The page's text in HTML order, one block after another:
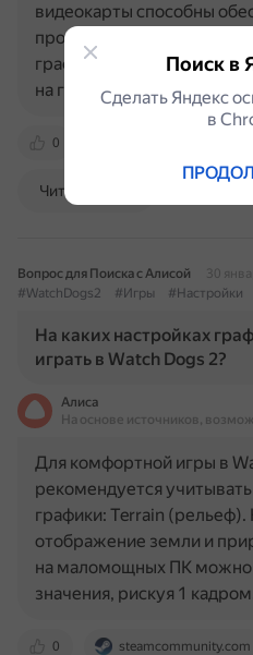
0
видеокарты способны
производительность при
графики. Некоторые
на графику и
Читать далее
Вопрос для Поиска с Алисой
30
#WatchDogs2
#Игры #Настройки
На каких настройках
играть в Watch Dogs 2?
Алиса
На основе источников,
0 steamcommunity.com
Для комфортной игры в
рекомендуется
графики: Terrain (рельеф).
отображение земли и
на маломощных ПК можно
значения, рискуя 1
Поиск в
Сделать Яндекс
в